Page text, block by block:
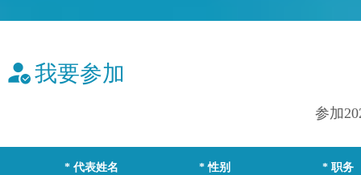
我要参加
参加
* 代表姓名 * 性别 * 职务